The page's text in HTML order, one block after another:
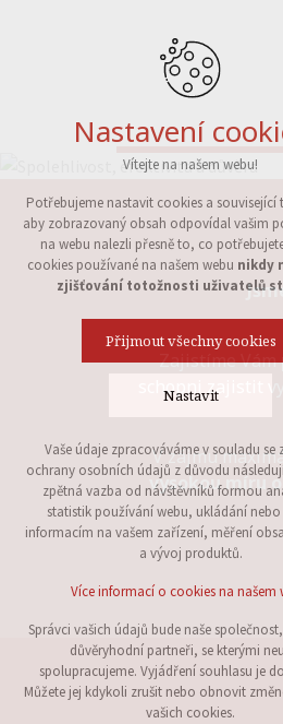
Zajistíme Vám
schopni zajistit
V zájmu
vysokou míru
Nastavení
Vítejte na našem webu!
Potřebujeme nastavit cookies a související
aby zobrazovaný obsah odpovídal vašim
na webu nalezli přesně to, co
cookies používané na našem webu nikdy
zjišťování totožnosti uživatelů
Přijmout všechny cookies
Nastavit
Technická cookies
nutná pro provozování webu
udržení kontextu stránek (session):
přihlášení, volby jazyka, apod.
Volitelná cookies
analytická pro anonymizované
návštěvnosti
marketingová cookies (Google)
Více informací o cookies na našem
Vaše údaje zpracováváme v souladu se
ochrany osobních údajů z důvodu
zpětná vazba od návštěvníků formou
statistik používání webu, ukládání
informacím na vašem zařízení, měření
a vývoj produktů.
Více informací o cookies na našem
Správci vašich údajů bude naše
důvěryhodní partneři, se kterými
spolupracujeme. Vyjádření souhlasu je
Můžete jej kdykoli zrušit nebo obnovit
vašich cookies.